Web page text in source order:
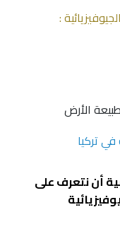
:
الأرض
في تركيا
أن نتعرف على